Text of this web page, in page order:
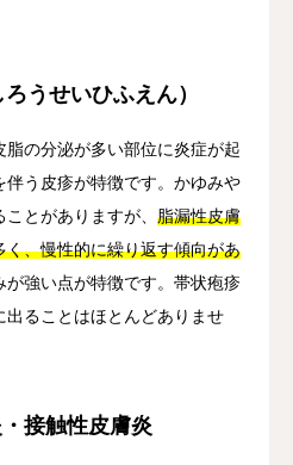
うせいひふえん）
の分泌が多い部位に炎症が起
伴う皮疹が特徴です。かゆみや
とがありますが、 脂漏性皮膚
、慢性的に繰り返す傾向があ
が強い点が特徴です。帯状疱疹
ることはほとんどありませ
接触性皮膚炎